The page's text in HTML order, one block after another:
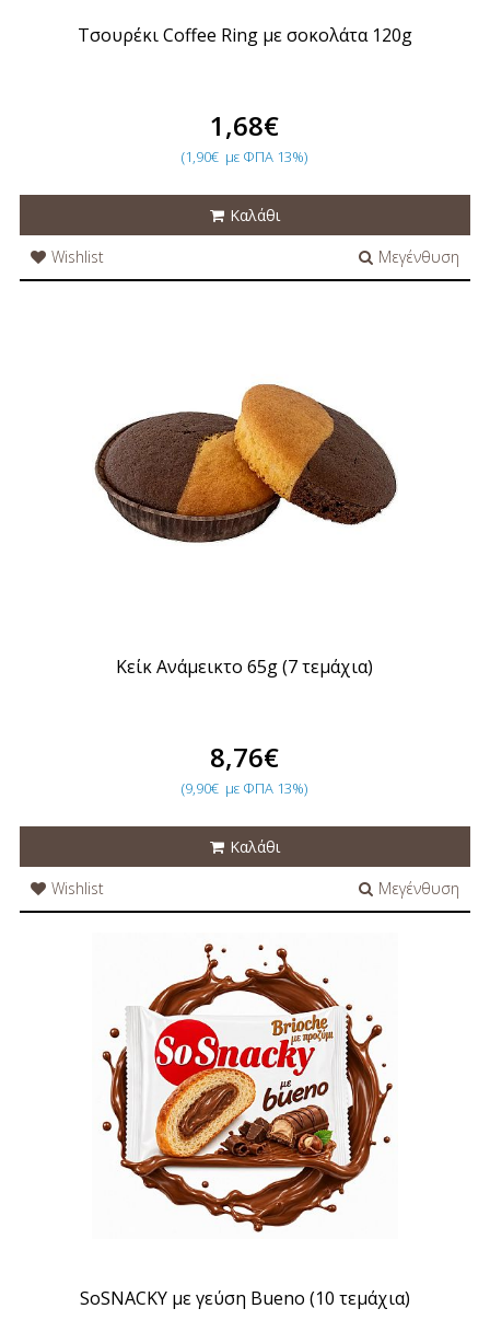
Τσουρέκι Coffee Ring με σοκολάτα 120g
1,68€
(1,90€ με ΦΠΑ 13%)
Καλάθι
Wishlist
Μεγένθυση
Κείκ Ανάμεικτο 65g (7 τεμάχια)
8,76€
(9,90€ με ΦΠΑ 13%)
Καλάθι
Wishlist
Μεγένθυση
SoSNACKY με γεύση Bueno (10 τεμάχια)